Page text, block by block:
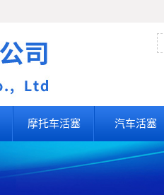
摩托车活塞 汽车活塞